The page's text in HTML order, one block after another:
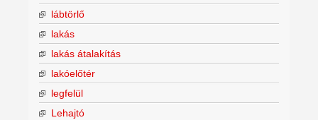
lábtörlő
lakás
lakás átalakítás
lakóelőtér
legfelül
Lehajtó